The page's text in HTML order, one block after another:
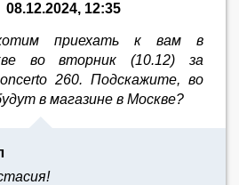
08.12.2024, 12:35
приехать к вам в
во вторник (10.12) за
260. Подскажите, во
в магазине в Москве?